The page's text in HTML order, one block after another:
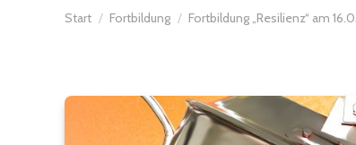
Sie befinden sich hier:
Start Fortbildung Fortbildung „Resilienz“ am